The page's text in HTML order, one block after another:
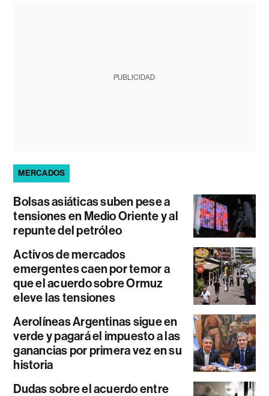
PUBLICIDAD
MERCADOS
Bolsas asiáticas suben pese a
tensiones en Medio Oriente y al
repunte del petróleo
Activos de mercados
emergentes caen por temor a
que el acuerdo sobre Ormuz
eleve las tensiones
Aerolíneas Argentinas sigue en
verde y pagará el impuesto a las
ganancias por primera vez en su
historia
Dudas sobre el acuerdo entre